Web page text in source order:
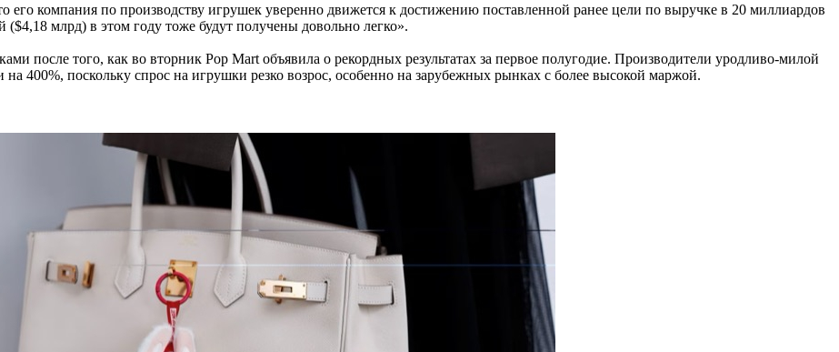
его компания по производству игрушек уверенно движется к достижению поставленной ранее цели по выручке в 20 миллиардов
млрд) в этом году тоже будут получены довольно легко».
после того, как во вторник Pop Mart объявила о рекордных результатах за первое полугодие. Производители уродливо-милой
400%, поскольку спрос на игрушки резко возрос, особенно на зарубежных рынках с более высокой маржой.